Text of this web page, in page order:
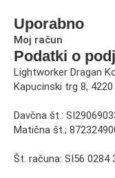
Uporabno
Moj račun
Podatki o
Lightworker Dragan
Kapucinski trg 8,
Davčna št.:
Matična št.;
Št. računa: SI56 0284